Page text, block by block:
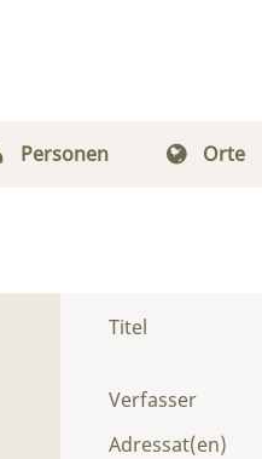
Personen Orte
Titel
Verfasser
Adressat(en)